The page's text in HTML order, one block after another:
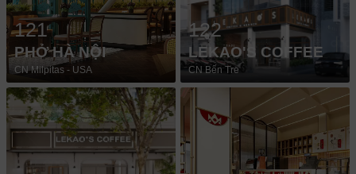
121
PHỞ HÀ NỘI
CN Milpitas - USA
122
LEKAO'S COFFEE
CN Bến Tre